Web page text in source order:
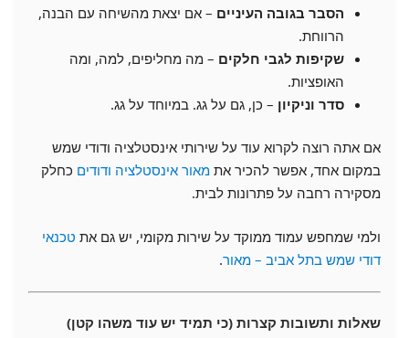
הסבר בגובה העיניים – אם יצאת מהשיחה עם הבנה,
הרווחת.
שקיפות לגבי חלקים – מה מחליפים, למה, ומה
האופציות.
סדר וניקיון – כן, גם על גג. במיוחד על גג.
אם אתה רוצה לקרוא עוד על שירותי אינסטלציה ודודי שמש
במקום אחד, אפשר להכיר את מאור אינסטלציה ודודים כחלק
מסקירה רחבה על פתרונות לבית.
ולמי שמחפש עמוד ממוקד על שירות מקומי, יש גם את טכנאי
דודי שמש בתל אביב – מאור.
שאלות ותשובות קצרות (כי תמיד יש עוד משהו קטן)